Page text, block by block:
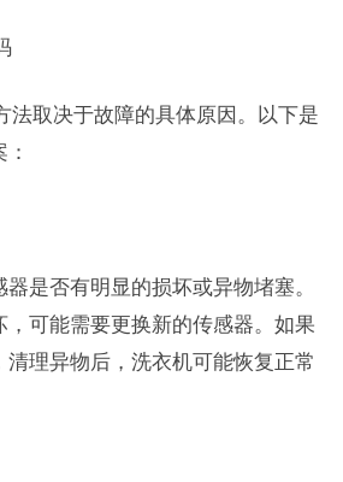
法取决于故障的具体原因。以下是
是否有明显的损坏或异物堵塞。
，可能需要更换新的传感器。如果
理异物后，洗衣机可能恢复正常